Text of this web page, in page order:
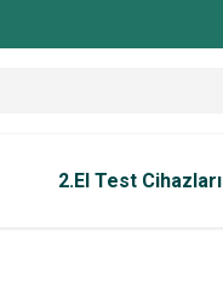
2.El Test Cihazları